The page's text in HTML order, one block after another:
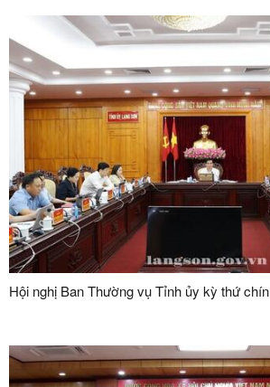
Hội nghị Ban Thường vụ Tỉnh ủy kỳ thứ chín